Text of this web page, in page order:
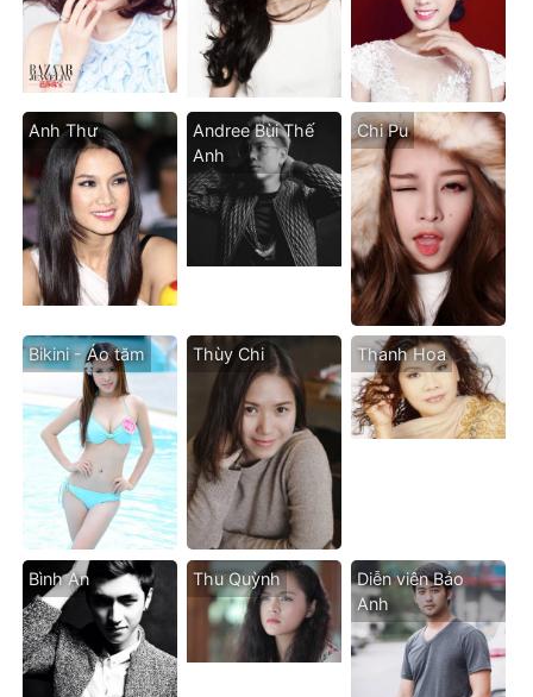
Anh Thư
Andree Bùi Thế
Anh
Chi Pu
Bikini - Áo tăm Thùy Chi Thanh Hoa
Bình An Thu Quỳnh
Diễn viên Bảo
Anh